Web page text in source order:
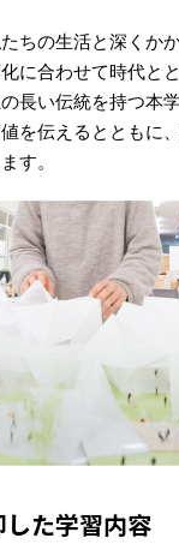
ちの生活と深くか
に合わせて時代と
長い伝統を持つ本
を伝えるとともに
す。
た学習内容